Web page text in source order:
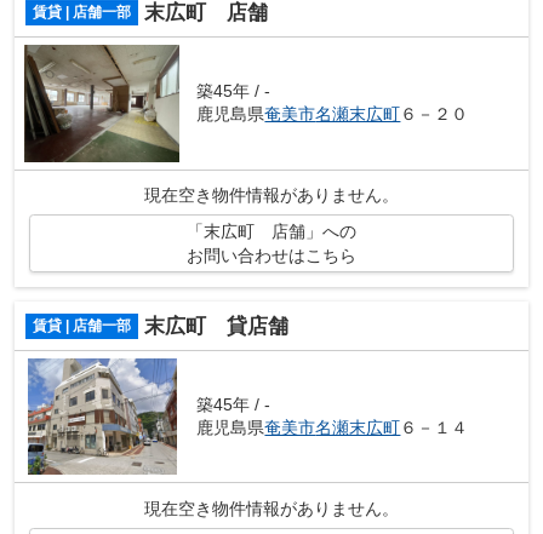
賃貸 | 店舗一部 末広町 店舗
築45年 / -
鹿児島県奄美市名瀬末広町６－２０
現在空き物件情報がありません。
「末広町 店舗」への
お問い合わせはこちら
賃貸 | 店舗一部 末広町 貸店舗
築45年 / -
鹿児島県奄美市名瀬末広町６－１４
現在空き物件情報がありません。